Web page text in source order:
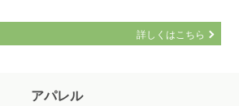
詳しくはこちら
アパレル